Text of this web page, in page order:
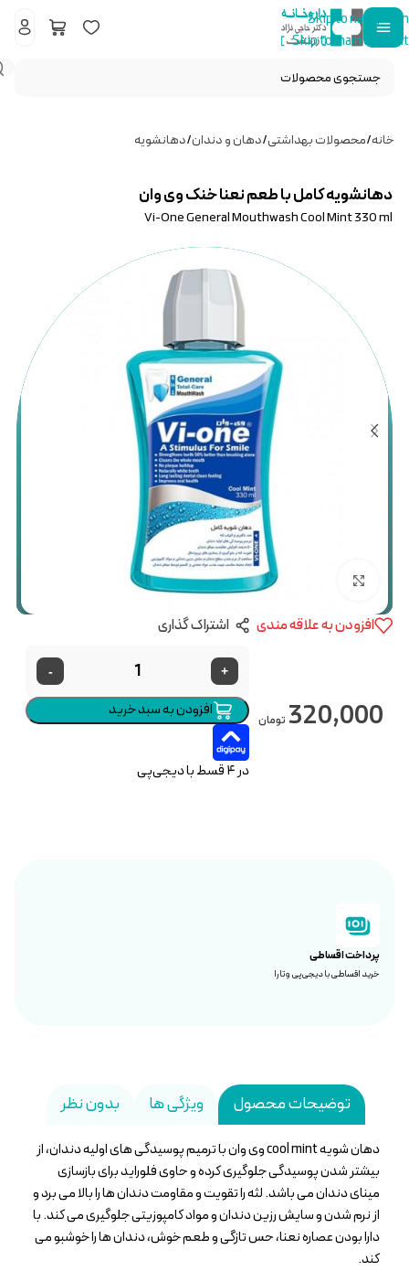
Skip to navigation
Skip to main content
خانه/محصولات بهداشتی/دهان و دندان/دهانشویه
دهانشویه کامل با طعم نعنا خنک وی وان
Vi-One General Mouthwash Cool Mint 330 ml
بزرگنمایی تصویر
افزودن به علاقه مندی اشتراک گذاری
320,000 تومان
- +
افزودن به سبد خرید
در ۴ قسط با دیجی‌پی
پرداخت اقساطی
خرید اقساطی با دیجی‌پی و تارا
توضیحات محصول ویژگی ها بدون نظر
دهان شویه cool mint وی وان با ترمیم پوسیدگی های اولیه دندان، از
بیشتر شدن پوسیدگی جلوگیری کرده و حاوی فلوراید برای بازسازی
مینای دندان می باشد. لثه را تقویت و مقاومت دندان ها را بالا می برد و
از نرم شدن و سایش رزین دندان و مواد کامپوزیتی جلوگیری می کند. با
دارا بودن عصاره نعنا، حس تازگی و طعم خوش، دندان ها را خوشبو می
کند.